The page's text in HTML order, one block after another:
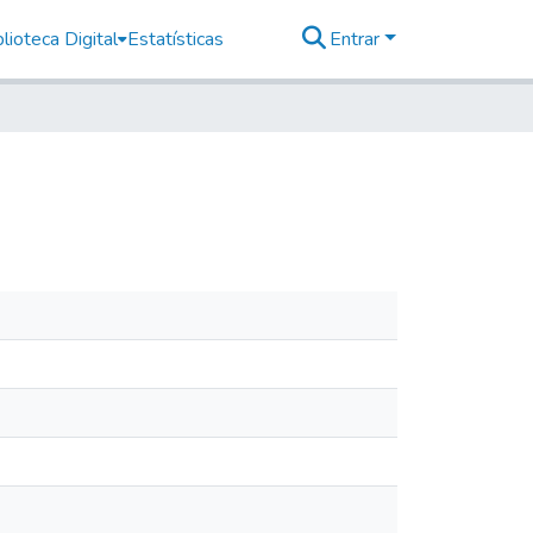
Digital Estatísticas Entrar